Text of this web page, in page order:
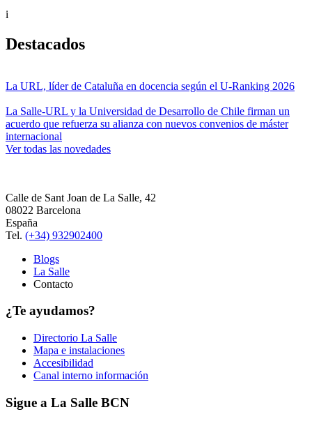
i
Destacados
La URL, líder de Cataluña en docencia según el U-Ranking 2026
La Salle-URL y la Universidad de Desarrollo de Chile firman un
acuerdo que refuerza su alianza con nuevos convenios de máster
internacional
Ver todas las novedades
Calle de Sant Joan de La Salle, 42
08022 Barcelona
España
Tel. (+34) 932902400
Blogs
La Salle
Contacto
¿Te ayudamos?
Directorio La Salle
Mapa e instalaciones
Accesibilidad
Canal interno información
Sigue a La Salle BCN